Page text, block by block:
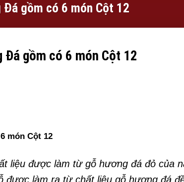
Đá gồm có 6 món Cột 12
Đá gồm có 6 món Cột 12
món Cột 12
liệu được làm từ gỗ hương đá đỏ của
làm ra từ chất liệu gỗ hương đá